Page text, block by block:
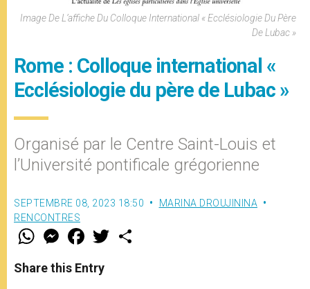
Image De L’affiche Du Colloque International « Ecclésiologie Du Père
De Lubac »
Rome : Colloque international «
Ecclésiologie du père de Lubac »
Organisé par le Centre Saint-Louis et
l’Université pontificale grégorienne
SEPTEMBRE 08, 2023 18:50
MARINA DROUJININA
RENCONTRES
W
t
s
M
e
s
e
F
a
e
b
w
Share this Entry